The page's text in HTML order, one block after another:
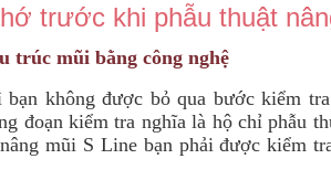
trước khi phẫu thuật
trúc mũi bằng công nghệ
không được bỏ qua bước kiểm
đoạn kiểm tra nghĩa là hộ chỉ phẫu
mũi S Line bạn phải được kiểm